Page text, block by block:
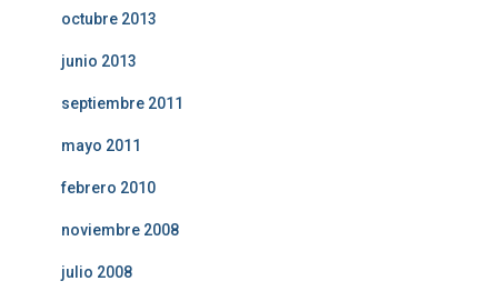
octubre 2013
junio 2013
septiembre 2011
mayo 2011
febrero 2010
noviembre 2008
julio 2008